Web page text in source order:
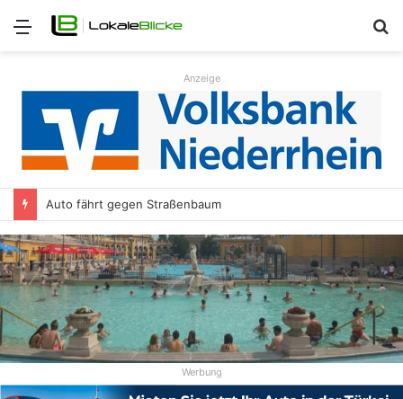
Menü
Anzeige
Auto fährt gegen Straßenbaum
Werbung